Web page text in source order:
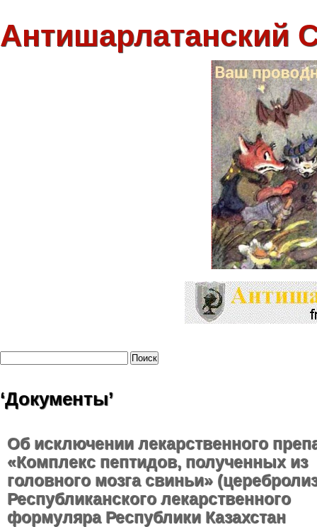
Антишарлатанский
‘Документы’
Об исключении лекарственного
«Комплекс пептидов, полученных из
головного мозга свиньи»
Республиканского лекарственного
формуляра Республики Казахстан